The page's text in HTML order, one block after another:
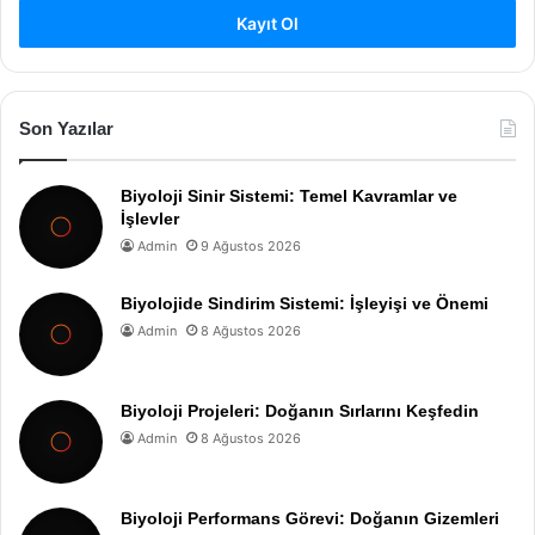
Kayıt Ol
Son Yazılar
Biyoloji Sinir Sistemi: Temel Kavramlar ve
İşlevler
Admin 9 Ağustos 2026
Biyolojide Sindirim Sistemi: İşleyişi ve Önemi
Admin 8 Ağustos 2026
Biyoloji Projeleri: Doğanın Sırlarını Keşfedin
Admin 8 Ağustos 2026
Biyoloji Performans Görevi: Doğanın Gizemleri